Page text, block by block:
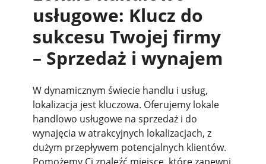
usługowe: Klucz do
sukcesu Twojej firmy
– Sprzedaż i wynajem
W dynamicznym świecie handlu i usług,
lokalizacja jest kluczowa. Oferujemy lokale
handlowo usługowe na sprzedaż i do
wynajęcia w atrakcyjnych lokalizacjach, z
dużym przepływem potencjalnych klientów.